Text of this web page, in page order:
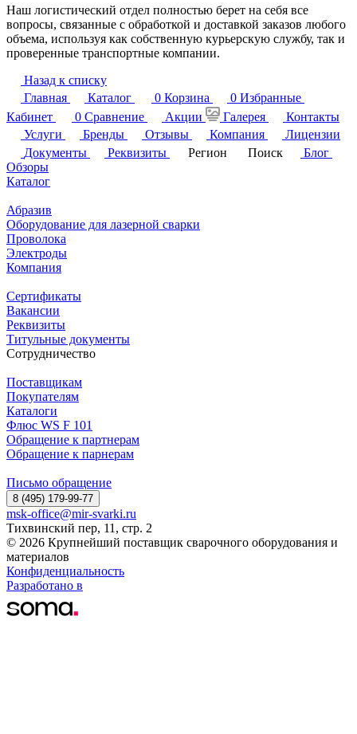
Наш логистический отдел полностью берет на себя все
вопросы, связанные с обработкой и доставкой заказов любого
объема, используя как собственную курьерскую службу, так и
проверенные транспортные компании.
Назад к списку
Главная
Каталог 0 Корзина 0 Избранные
Кабинет
0 Сравнение Акции Галерея
Контакты
Услуги
Бренды Отзывы Компания
Лицензии
Документы
Реквизиты Регион Поиск
Блог
Обзоры
Каталог
Абразив
Оборудование для лазерной сварки
Проволока
Электроды
Компания
Сертификаты
Вакансии
Реквизиты
Титульные документы
Сотрудничество
Поставщикам
Покупателям
Каталоги
Флюс WS F 101
Обращение к партнерам
Обращение к парнерам
Письмо обращение
8 (495) 179-99-77
msk-office@mir-svarki.ru
Тихвинский пер, 11, стр. 2
© 2026 Крупнейший поставщик сварочного оборудования и
материалов
Конфиденциальность
Разработано в